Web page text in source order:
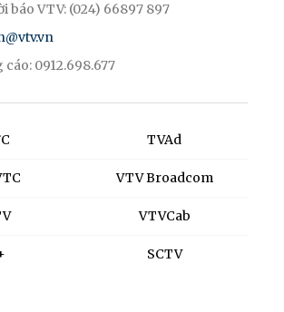
báo VTV: (024) 66897 897
0912.698.677
TVAd
VTV Broadcom
VTVCab
SCTV